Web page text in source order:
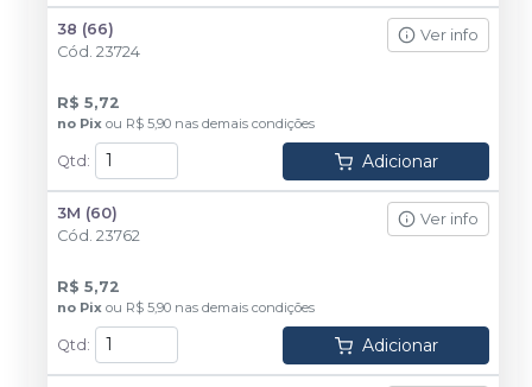
38 (66)
Cód. 23724
Ver info
R$ 5,72
no Pix ou R$ 5,90 nas demais condições
Qtd : Adicionar
3M (60)
Cód. 23762
Ver info
R$ 5,72
no Pix ou R$ 5,90 nas demais condições
Qtd : Adicionar